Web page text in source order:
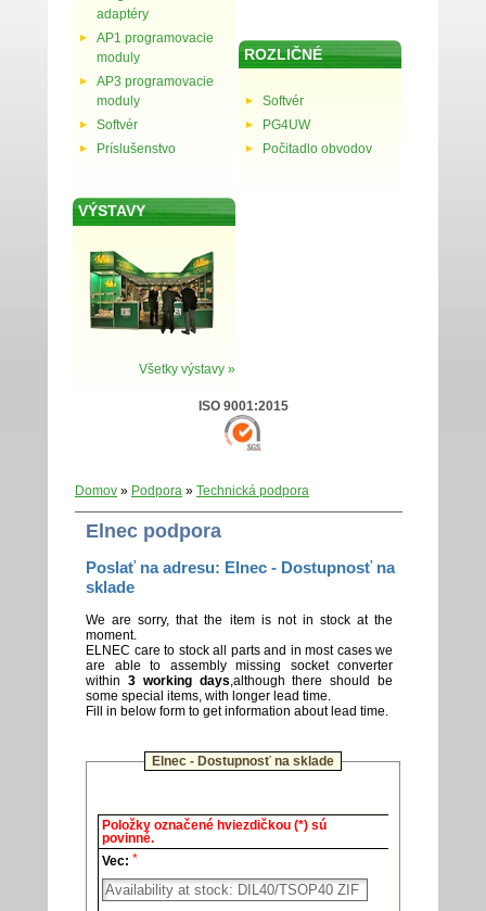
adaptéry
AP1 programovacie
moduly
AP3 programovacie
moduly
Softvér
Príslušenstvo
ROZLIČNÉ
Softvér
PG4UW
Počitadlo obvodov
VÝSTAVY
Všetky výstavy »
ISO 9001:2015
Domov » Podpora » Technická podpora
Elnec podpora
Poslať na adresu: Elnec - Dostupnosť na
sklade
We are sorry, that the item is not in stock at the
moment.
ELNEC care to stock all parts and in most cases we
are able to assembly missing socket converter
within 3 working days,although there should be
some special items, with longer lead time.
Fill in below form to get information about lead time.
Elnec - Dostupnosť na sklade
Elnec
Technická
podpora.
Položky označené hviezdičkou (*) sú
povinné.
Vec: *